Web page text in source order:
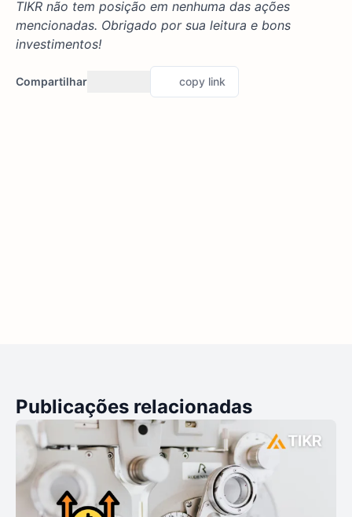
TIKR não tem posição em nenhuma das ações
mencionadas. Obrigado por sua leitura e bons
investimentos!
Compartilhar copy link
Publicações relacionadas